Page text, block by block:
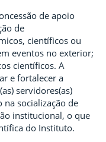
de apoio
de
científicos ou
eventos no exterior;
científicos. A
e fortalecer a
servidores(as)
na socialização de
institucional, o que
do Instituto.